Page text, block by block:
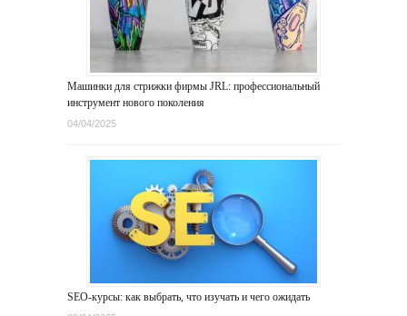
Машинки для стрижки фирмы JRL: профессиональный
инструмент нового поколения
04/04/2025
SEO-курсы: как выбрать, что изучать и чего ожидать